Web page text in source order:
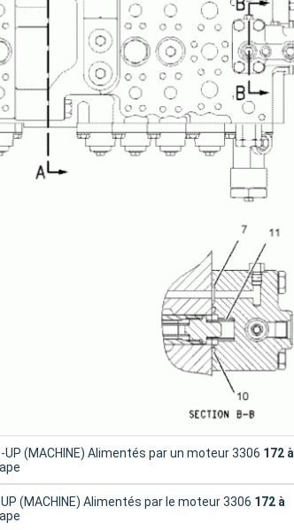
(MACHINE) Alimentés par un moteur 3306 172 à
(MACHINE) Alimentés par le moteur 3306 172 à